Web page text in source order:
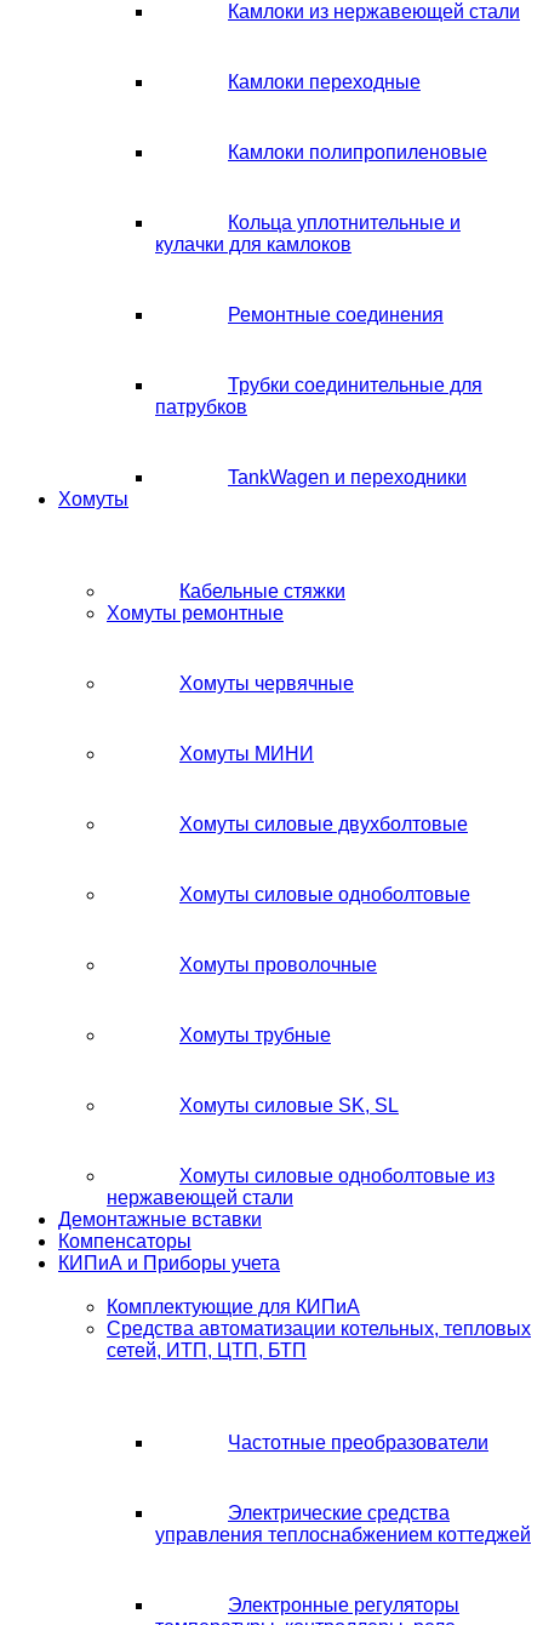
Камлоки из нержавеющей стали
Камлоки переходные
Камлоки полипропиленовые
Кольца уплотнительные и
кулачки для камлоков
Ремонтные соединения
Трубки соединительные для
патрубков
TankWagen и переходники
Хомуты
Кабельные стяжки
Хомуты ремонтные
Хомуты червячные
Хомуты МИНИ
Хомуты силовые двухболтовые
Хомуты силовые одноболтовые
Хомуты проволочные
Хомуты трубные
Хомуты силовые SK, SL
Хомуты силовые одноболтовые из
нержавеющей стали
Демонтажные вставки
Компенсаторы
КИПиА и Приборы учета
Комплектующие для КИПиА
Средства автоматизации котельных, тепловых
сетей, ИТП, ЦТП, БТП
Частотные преобразователи
Электрические средства
управления теплоснабжением коттеджей
Электронные регуляторы